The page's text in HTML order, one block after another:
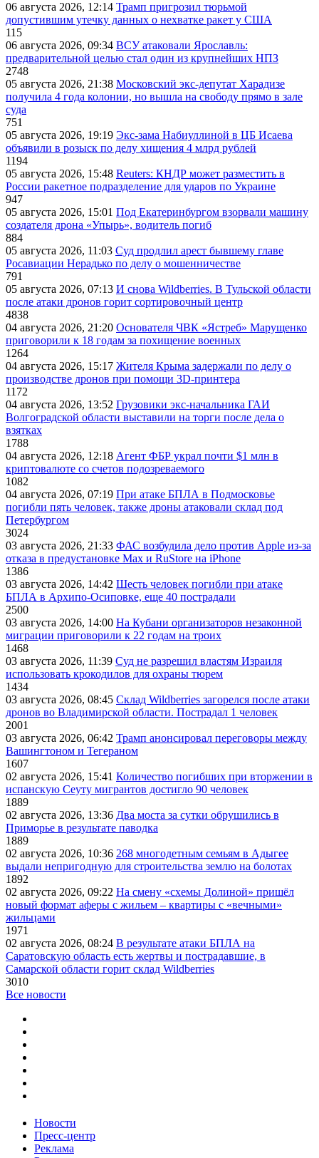
06 августа 2026, 12:14 Трамп пригрозил тюрьмой
допустившим утечку данных о нехватке ракет у США
115
06 августа 2026, 09:34 ВСУ атаковали Ярославль:
предварительной целью стал один из крупнейших НПЗ
2748
05 августа 2026, 21:38 Московский экс-депутат Харадизе
получила 4 года колонии, но вышла на свободу прямо в зале
суда
751
05 августа 2026, 19:19 Экс-зама Набиуллиной в ЦБ Исаева
объявили в розыск по делу хищения 4 млрд рублей
1194
05 августа 2026, 15:48 Reuters: КНДР может разместить в
России ракетное подразделение для ударов по Украине
947
05 августа 2026, 15:01 Под Екатеринбургом взорвали машину
создателя дрона «Упырь», водитель погиб
884
05 августа 2026, 11:03 Суд продлил арест бывшему главе
Росавиации Нерадько по делу о мошенничестве
791
05 августа 2026, 07:13 И снова Wildberries. В Тульской области
после атаки дронов горит сортировочный центр
4838
04 августа 2026, 21:20 Основателя ЧВК «Ястреб» Марущенко
приговорили к 18 годам за похищение военных
1264
04 августа 2026, 15:17 Жителя Крыма задержали по делу о
производстве дронов при помощи 3D‑принтера
1172
04 августа 2026, 13:52 Грузовики экс-начальника ГАИ
Волгоградской области выставили на торги после дела о
взятках
1788
04 августа 2026, 12:18 Агент ФБР украл почти $1 млн в
криптовалюте со счетов подозреваемого
1082
04 августа 2026, 07:19 При атаке БПЛА в Подмосковье
погибли пять человек, также дроны атаковали склад под
Петербургом
3024
03 августа 2026, 21:33 ФАС возбудила дело против Apple из-за
отказа в предустановке Max и RuStore на iPhone
1386
03 августа 2026, 14:42 Шесть человек погибли при атаке
БПЛА в Архипо-Осиповке, еще 40 пострадали
2500
03 августа 2026, 14:00 На Кубани организаторов незаконной
миграции приговорили к 22 годам на троих
1468
03 августа 2026, 11:39 Суд не разрешил властям Израиля
использовать крокодилов для охраны тюрем
1434
03 августа 2026, 08:45 Склад Wildberries загорелся после атаки
дронов во Владимирской области. Пострадал 1 человек
2001
03 августа 2026, 06:42 Трамп анонсировал переговоры между
Вашингтоном и Тегераном
1607
02 августа 2026, 15:41 Количество погибших при вторжении в
испанскую Сеуту мигрантов достигло 90 человек
1889
02 августа 2026, 13:36 Два моста за сутки обрушились в
Приморье в результате паводка
1889
02 августа 2026, 10:36 268 многодетным семьям в Адыгее
выдали непригодную для строительства землю на болотах
1892
02 августа 2026, 09:22 На смену «схемы Долиной» пришёл
новый формат аферы с жильем – квартиры с «вечными»
жильцами
1971
02 августа 2026, 08:24 В результате атаки БПЛА на
Саратовскую область есть жертвы и пострадавшие, в
Самарской области горит склад Wildberries
3010
Все новости
Новости
Пресс-центр
Реклама